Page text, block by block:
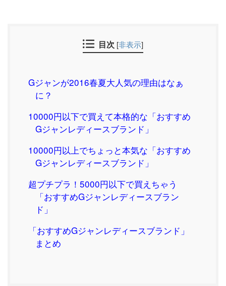
目次 [非表示]
Gジャンが2016春夏大人気の理由はなぁ
に？
10000円以下で買えて本格的な「おすすめ
Gジャンレディースブランド」
10000円以上でちょっと本気な「おすすめ
Gジャンレディースブランド」
超プチプラ！5000円以下で買えちゃう
「おすすめGジャンレディースブラン
ド」
「おすすめGジャンレディースブランド」
まとめ